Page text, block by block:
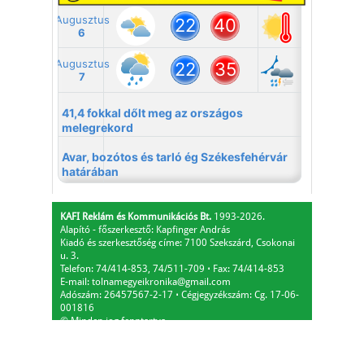
KAFI Reklám és Kommunikációs Bt. 1993-2026.
Alapító - főszerkesztő: Kapfinger András
Kiadó és szerkesztőség címe: 7100 Szekszárd, Csokonai
u. 3.
Telefon: 74/414-853, 74/511-709 ⋅ Fax: 74/414-853
E-mail: tolnamegyeikronika@gmail.com
Adószám: 26457567-2-17 ⋅ Cégjegyzékszám: Cg. 17-06-
001816
© Minden jog fenntartva.